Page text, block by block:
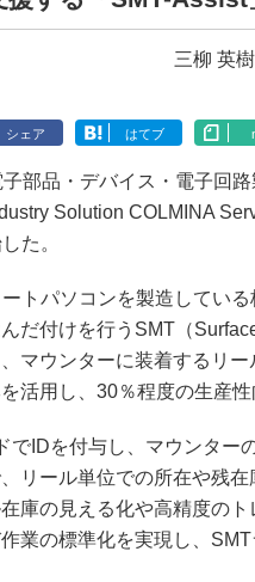
三柳 英樹
シェア はてブ
部品・デバイス・電子回路
Solution COLMINA
た。
トパソコンを製造している
だ付けを行うSMT（
マウンターに装着するリー
活用し、30％程度の生産性
IDを付与し、マウンター
リール単位での所在や残
庫の見える化や高精度のト
業の標準化を実現し、